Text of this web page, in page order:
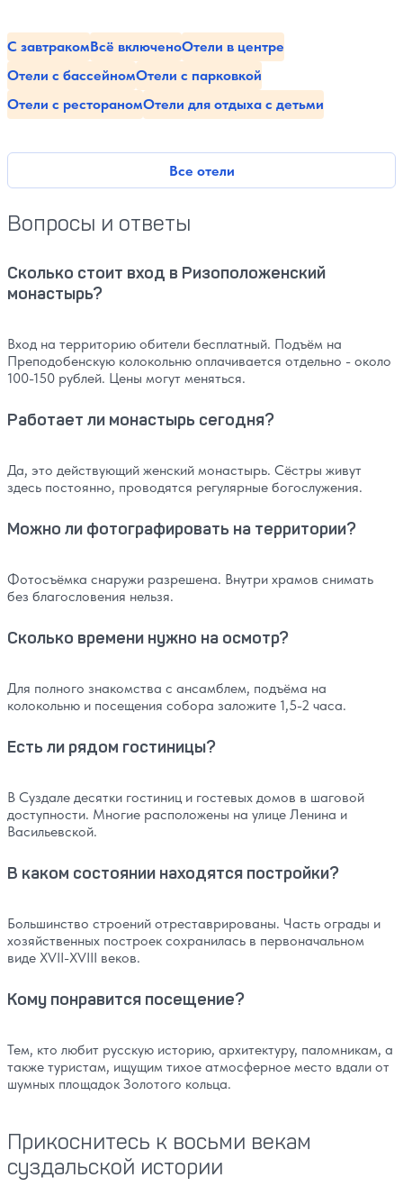
Все отели
С завтракомВсё включеноОтели в центре
Отели с бассейномОтели с парковкой
Отели с рестораномОтели для отдыха с детьми
Вопросы и ответы
Сколько стоит вход в Ризоположенский
монастырь?
Вход на территорию обители бесплатный. Подъём на
Преподобенскую колокольню оплачивается отдельно - около
100-150 рублей. Цены могут меняться.
Работает ли монастырь сегодня?
Да, это действующий женский монастырь. Сёстры живут
здесь постоянно, проводятся регулярные богослужения.
Можно ли фотографировать на территории?
Фотосъёмка снаружи разрешена. Внутри храмов снимать
без благословения нельзя.
Сколько времени нужно на осмотр?
Для полного знакомства с ансамблем, подъёма на
колокольню и посещения собора заложите 1,5-2 часа.
Есть ли рядом гостиницы?
В Суздале десятки гостиниц и гостевых домов в шаговой
доступности. Многие расположены на улице Ленина и
Васильевской.
В каком состоянии находятся постройки?
Большинство строений отреставрированы. Часть ограды и
хозяйственных построек сохранилась в первоначальном
виде XVII-XVIII веков.
Кому понравится посещение?
Тем, кто любит русскую историю, архитектуру, паломникам, а
также туристам, ищущим тихое атмосферное место вдали от
шумных площадок Золотого кольца.
Прикоснитесь к восьми векам
суздальской истории